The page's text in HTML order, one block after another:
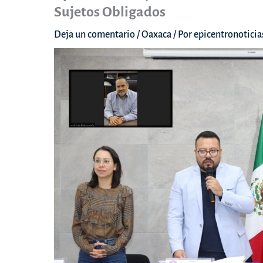
Sujetos Obligados
Deja un comentario/Oaxaca/ Por